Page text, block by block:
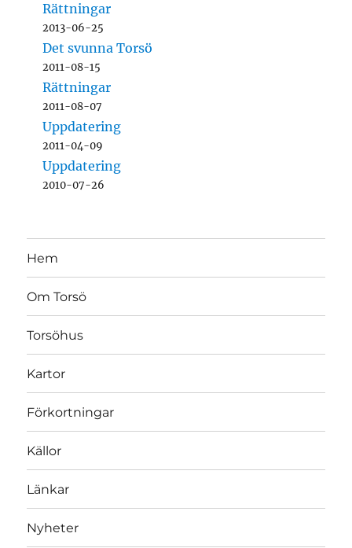
Rättningar
2013-06-25
Det svunna Torsö
2011-08-15
Rättningar
2011-08-07
Uppdatering
2011-04-09
Uppdatering
2010-07-26
Hem
Om Torsö
Torsöhus
Kartor
Förkortningar
Källor
Länkar
Nyheter